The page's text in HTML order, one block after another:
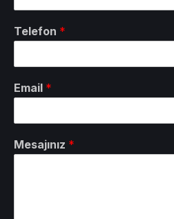
Telefon *
Email *
Mesajınız *